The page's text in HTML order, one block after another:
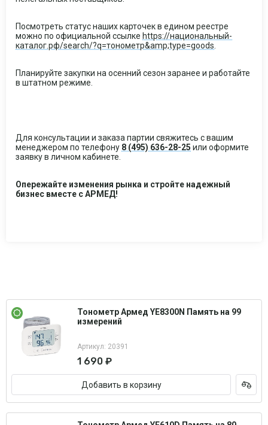
Посмотреть статус наших карточек в едином реестре
можно по официальной ссылке https://национальный-
каталог.рф/search/?q=тонометр&amp;type=goods
Планируйте закупки на осенний сезон заранее и работайте
в штатном режиме.
Для консультации и заказа партии свяжитесь с вашим
менеджером по телефону 8 (495) 636-28-25 или оформите
заявку в личном кабинете.
Опережайте изменения рынка и стройте надежный
бизнес вместе с АРМЕД!
Тонометр Армед YE8300N Память на 99
измерений
Артикул: 20391
1 690 ₽
Добавить в корзину